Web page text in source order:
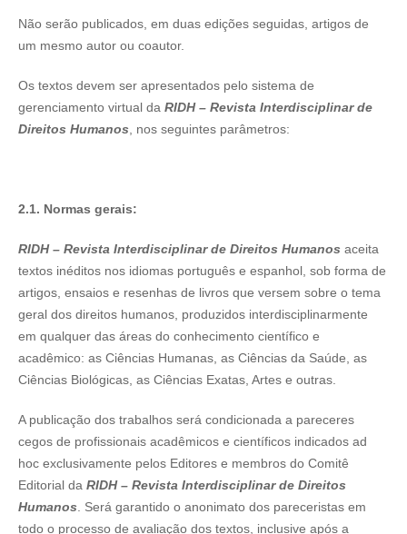
Não serão publicados, em duas edições seguidas, artigos de
um mesmo autor ou coautor.
Os textos devem ser apresentados pelo sistema de
gerenciamento virtual da RIDH – Revista Interdisciplinar de
Direitos Humanos , nos seguintes parâmetros:
2.1. Normas gerais:
RIDH – Revista Interdisciplinar de Direitos Humanos aceita
textos inéditos nos idiomas português e espanhol, sob forma de
artigos, ensaios e resenhas de livros que versem sobre o tema
geral dos direitos humanos, produzidos interdisciplinarmente
em qualquer das áreas do conhecimento científico e
acadêmico: as Ciências Humanas, as Ciências da Saúde, as
Ciências Biológicas, as Ciências Exatas, Artes e outras.
A publicação dos trabalhos será condicionada a pareceres
cegos de profissionais acadêmicos e científicos indicados ad
hoc exclusivamente pelos Editores e membros do Comitê
Editorial da RIDH – Revista Interdisciplinar de Direitos
Humanos . Será garantido o anonimato dos pareceristas em
todo o processo de avaliação dos textos, inclusive após a